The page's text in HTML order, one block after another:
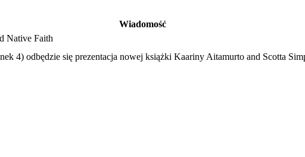
Wiadomość
Native Faith
4) odbędzie się prezentacja nowej książki Kaariny Aitamurto and Scotta